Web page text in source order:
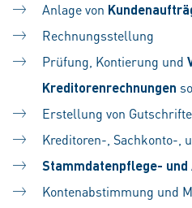
Anlage von
Rechnungsstellung
Prüfung, Kontierung und
Kreditorenrechnungen
Erstellung von
Kreditoren-, Sachkonto-,
Stammdatenpflege-
Kontenabstimmung und